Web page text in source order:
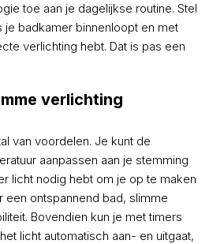
toe aan je dagelijkse routine. Stel
je badkamer binnenloopt en met
verlichting hebt. Dat is pas een
verlichting
van voordelen. Je kunt de
aanpassen aan je stemming
licht nodig hebt om je op te maken
ontspannend bad, slimme
Bovendien kun je met timers
licht automatisch aan- en uitgaat,